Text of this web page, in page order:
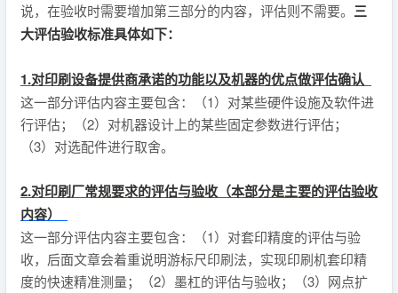
说，在验收时需要增加第三部分的内容，评估则不需要。 三
大评估验收标准具体如下：
1.对印刷设备提供商承诺的功能以及机器的优点做评估确认
这一部分评估内容主要包含：（1）对某些硬件设施及软件进
行评估；（2）对机器设计上的某些固定参数进行评估；
（3）对选配件进行取舍。
2.对印刷厂常规要求的评估与验收（本部分是主要的评估验收
内容）
这一部分评估内容主要包含：（1）对套印精度的评估与验
收，后面文章会着重说明游标尺印刷法，实现印刷机套印精
度的快速精准测量；（2）墨杠的评估与验收；（3）网点扩